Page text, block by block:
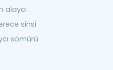
alaycı
sinsi
sömürü